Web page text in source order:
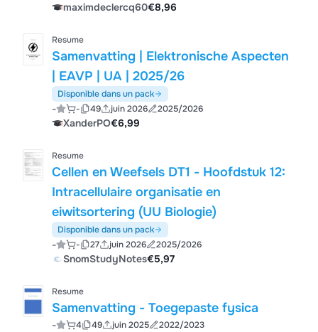
maximdeclercq60€8,96
Resume
Samenvatting | Elektronische Aspecten
| EAVP | UA | 2025/26
Disponible dans un pack
- - 49 juin 2026 2025/2026
XanderPO€6,99
Resume
Cellen en Weefsels DT1 - Hoofdstuk 12:
Intracellulaire organisatie en
eiwitsortering (UU Biologie)
Disponible dans un pack
- - 27 juin 2026 2025/2026
SnomStudyNotes€5,97
Resume
Samenvatting - Toegepaste fysica
- 4 49 juin 2025 2022/2023